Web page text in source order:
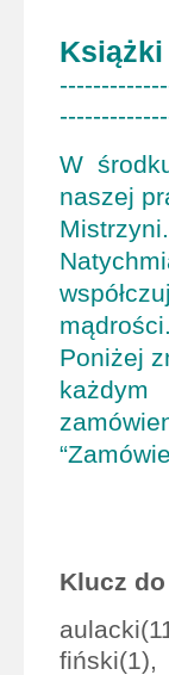
Książki
W
naszej
mądrości.
Poniżej
Klucz